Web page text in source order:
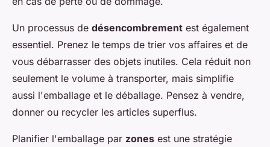
Un processus de désencombrement est également
essentiel. Prenez le temps de trier vos affaires et de
vous débarrasser des objets inutiles. Cela réduit non
seulement le volume à transporter, mais simplifie
aussi l'emballage et le déballage. Pensez à vendre,
donner ou recycler les articles superflus.
Planifier l'emballage par zones est une stratégie